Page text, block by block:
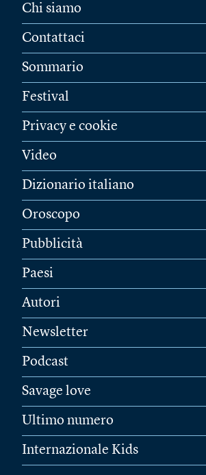
Chi siamo
Contattaci
Sommario
Festival
Privacy e cookie
Video
Dizionario italiano
Oroscopo
Pubblicità
Paesi
Autori
Newsletter
Podcast
Savage love
Ultimo numero
Internazionale Kids